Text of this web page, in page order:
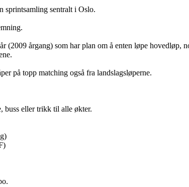
sprintsamling sentralt i Oslo.
årgang) som har plan om å enten løpe hovedløp,
på topp matching også fra landslagsløperne.
buss eller trikk til alle økter.